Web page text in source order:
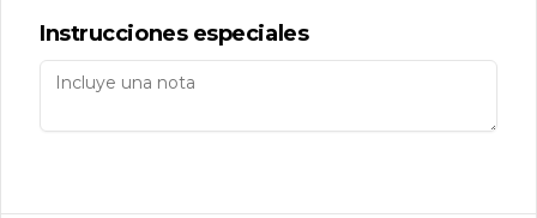
Mi cuenta
Iniciar sesión
Instrucciones especiales